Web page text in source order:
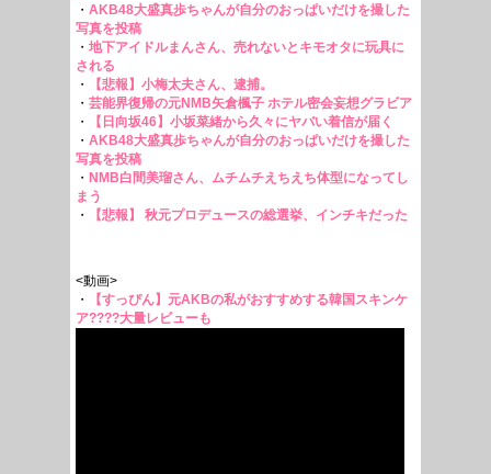
・ AKB48大盛真歩ちゃんが自分のおっぱいだけを撮した
写真を投稿
・ 地下アイドルまんさん、売れないとキモオタに玩具に
される
・
【悲報】小梅太夫さん、逮捕。
・ 芸能界復帰の元NMB矢倉楓子 ホテル密会妄想グラビア
・
【日向坂46】小坂菜緒から久々にヤバい着信が届く
・ AKB48大盛真歩ちゃんが自分のおっぱいだけを撮した
写真を投稿
・ NMB白間美瑠さん、ムチムチえちえち体型になってし
まう
・
【悲報】 秋元プロデュースの総選挙、インチキだった
<動画>
・
【すっぴん】元AKBの私がおすすめする韓国スキンケ
ア????大量レビューも